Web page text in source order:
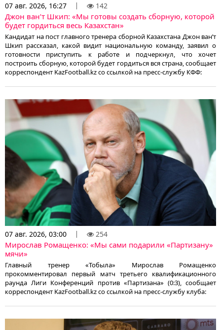
07 авг. 2026, 16:27 142
Джон ван’т Шкип: «Мы готовы создать сборную, которой
будет гордиться весь Казахстан»
Кандидат на пост главного тренера сборной Казахстана Джон ван’т
Шкип рассказал, какой видит национальную команду, заявил о
готовности приступить к работе и подчеркнул, что хочет
построить сборную, которой будет гордиться вся страна, сообщает
корреспондент KazFootball.kz со ссылкой на пресс-службу КФФ:
07 авг. 2026, 03:00 254
Мирослав Ромащенко: «Мы сами подарили «Партизану»
мячи»
Главный тренер «Тобыла» Мирослав Ромащенко
прокомментировал первый матч третьего квалификационного
раунда Лиги Конференций против «Партизана» (0:3), сообщает
корреспондент KazFootball.kz со ссылкой на пресс-службу клуба: